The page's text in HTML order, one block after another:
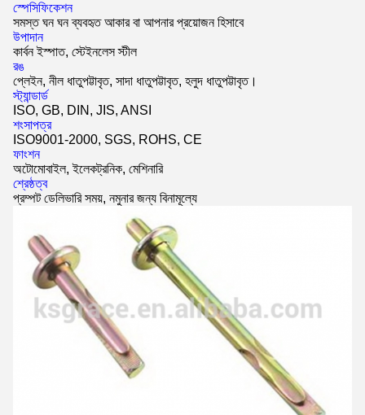
স্পেসিফিকেশন
সমস্ত ঘন ঘন ব্যবহৃত আকার বা আপনার প্রয়োজন হিসাবে
উপাদান
কার্বন ইস্পাত, স্টেইনলেস স্টীল
রঙ
প্লেইন, নীল ধাতুপট্টাবৃত, সাদা ধাতুপট্টাবৃত, হলুদ ধাতুপট্টাবৃত।
স্ট্যান্ডার্ড
ISO, GB, DIN, JIS, ANSI
শংসাপত্র
ISO9001-2000, SGS, ROHS, CE
ফাংশন
অটোমোবাইল, ইলেকট্রনিক, মেশিনারি
শ্রেষ্ঠত্ব
প্রম্পট ডেলিভারি সময়, নমুনার জন্য বিনামূল্যে